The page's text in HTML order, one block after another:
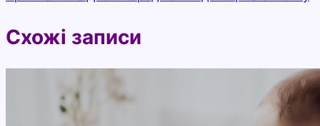
Схожі записи